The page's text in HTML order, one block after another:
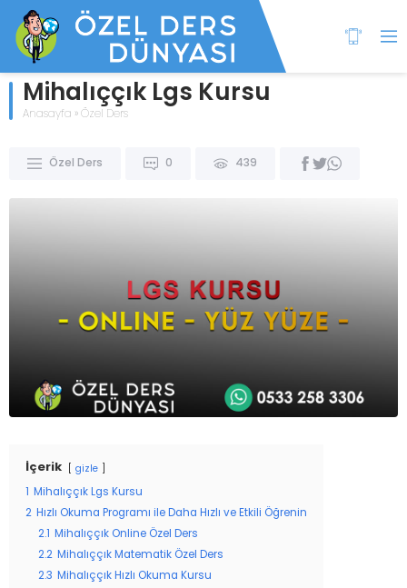
Mihalıççık Lgs Kursu
Anasayfa » Özel Ders
Özel Ders 0 439
İçerik gizle
Mihalıççık Lgs Kursu
2 Hızlı Okuma Programı ile Daha Hızlı ve Etkili Öğrenin
2.1
Mihalıççık Online Özel Ders
2.2 Mihalıççık Matematik Özel Ders
2.3
Mihalıççık Hızlı Okuma Kursu